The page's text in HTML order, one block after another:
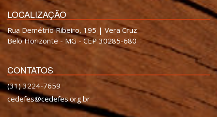
LOCALIZAÇÃO
Rua Demétrio Ribeiro, 195 | Vera Cruz
Belo Horizonte - MG - CEP 30285-680
CONTATOS
(31) 3224-7659
cedefes@cedefes.org.br